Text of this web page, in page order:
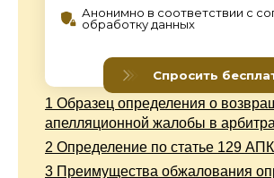
1 Образец определения о
апелляционной жалобы в
2 Определение по статье 129
3 Преимущества обжалования